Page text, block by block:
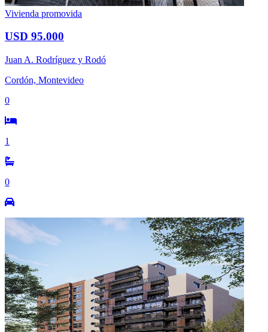
Vivienda promovida
USD 95.000
Juan A. Rodríguez y Rodó
Cordón, Montevideo
0
1
0